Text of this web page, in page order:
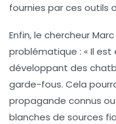
fournies par ces outils
Enfin, le chercheur
problématique : « Il
développant des
garde-fous. Cela
propagande connus
blanches de sources